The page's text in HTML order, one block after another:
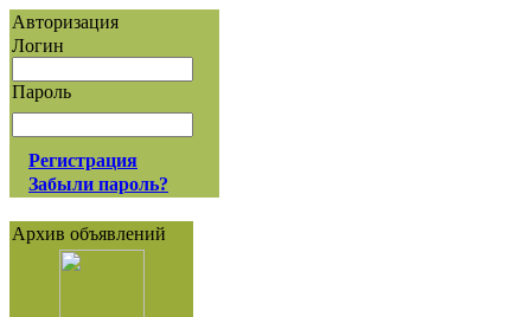
Авторизация
Логин
Пароль
Регистрация
Забыли пароль?
Архив объявлений